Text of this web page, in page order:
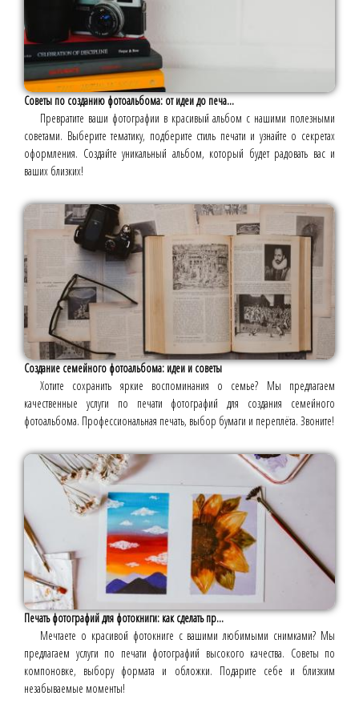
Советы по созданию фотоальбома: от идеи до печа...
Превратите ваши фотографии в красивый альбом с нашими полезными
советами. Выберите тематику, подберите стиль печати и узнайте о секретах
оформления. Создайте уникальный альбом, который будет радовать вас и
ваших близких!
Создание семейного фотоальбома: идеи и советы
Хотите сохранить яркие воспоминания о семье? Мы предлагаем
качественные услуги по печати фотографий для создания семейного
фотоальбома. Профессиональная печать, выбор бумаги и переплёта. Звоните!
Печать фотографий для фотокниги: как сделать пр...
Мечтаете о красивой фотокниге с вашими любимыми снимками? Мы
предлагаем услуги по печати фотографий высокого качества. Советы по
компоновке, выбору формата и обложки. Подарите себе и близким
незабываемые моменты!